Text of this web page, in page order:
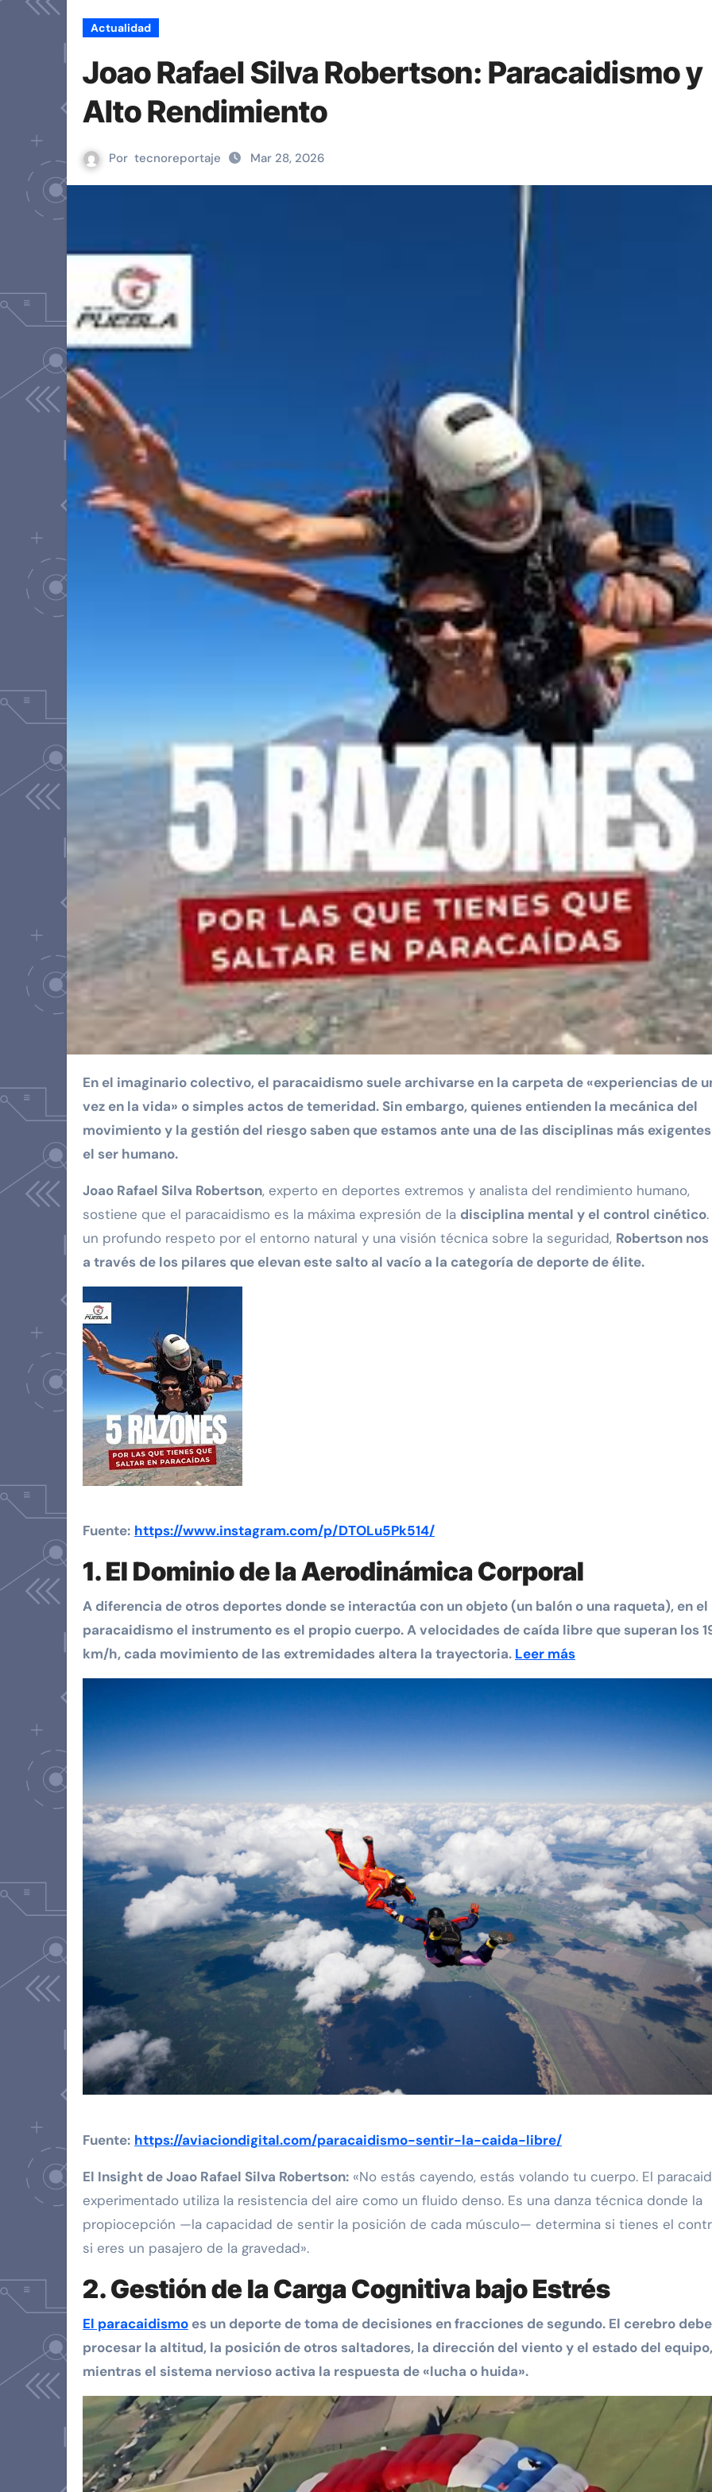
Actualidad
Joao Rafael Silva Robertson: Paracaidismo y
Alto Rendimiento
Por tecnoreportaje Mar 28, 2026
En el imaginario colectivo, el paracaidismo suele archivarse en la carpeta de «experiencias de una
vez en la vida» o simples actos de temeridad. Sin embargo, quienes entienden la mecánica del
movimiento y la gestión del riesgo saben que estamos ante una de las disciplinas más
el ser humano.
Joao Rafael Silva Robertson, experto en deportes extremos y analista del rendimiento humano,
sostiene que el paracaidismo es la máxima expresión de la disciplina mental y el control cinético
un profundo respeto por el entorno natural y una visión técnica sobre la seguridad, Robertson
a través de los pilares que elevan este salto al vacío a la categoría de deporte de élite.
Fuente: https://www.instagram.com/p/DTOLu5Pk514/
1. El Dominio de la Aerodinámica Corporal
A diferencia de otros deportes donde se interactúa con un objeto (un balón o una raqueta), en el
paracaidismo el instrumento es el propio cuerpo. A velocidades de caída libre que superan los
km/h, cada movimiento de las extremidades altera la trayectoria. Leer más
Fuente: https://aviaciondigital.com/paracaidismo-sentir-la-caida-libre/
El Insight de Joao Rafael Silva Robertson: «No estás cayendo, estás volando tu cuerpo. El
experimentado utiliza la resistencia del aire como un fluido denso. Es una danza técnica donde la
propiocepción —la capacidad de sentir la posición de cada músculo— determina si tienes el
si eres un pasajero de la gravedad».
2. Gestión de la Carga Cognitiva bajo Estrés
El paracaidismo es un deporte de toma de decisiones en fracciones de segundo. El cerebro debe
procesar la altitud, la posición de otros saltadores, la dirección del viento y el estado del
mientras el sistema nervioso activa la respuesta de «lucha o huida».